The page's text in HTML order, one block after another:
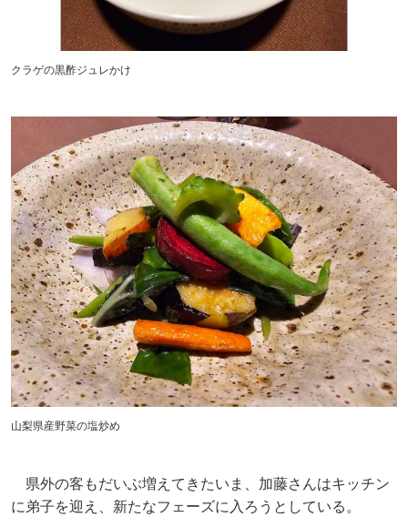
クラゲの黒酢ジュレかけ
山梨県産野菜の塩炒め
県外の客もだいぶ増えてきたいま、加藤さんはキッチン
に弟子を迎え、新たなフェーズに入ろうとしている。